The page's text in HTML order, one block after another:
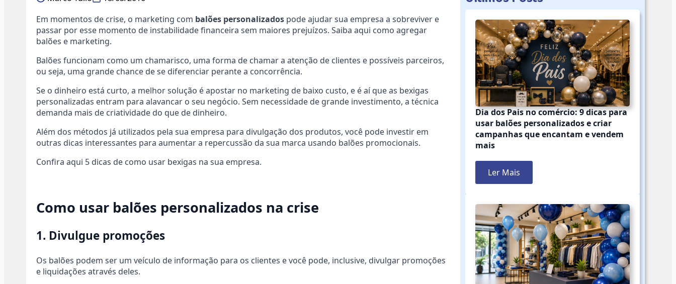
Em momentos de crise, o marketing com balões personalizados pode ajudar sua empresa a sobreviver e
passar por esse momento de instabilidade financeira sem maiores prejuízos. Saiba aqui como agregar
balões e marketing.
Balões funcionam como um chamarisco, uma forma de chamar a atenção de clientes e possíveis parceiros,
ou seja, uma grande chance de se diferenciar perante a concorrência.
Se o dinheiro está curto, a melhor solução é apostar no marketing de baixo custo, e é aí que as bexigas
personalizadas entram para alavancar o seu negócio. Sem necessidade de grande investimento, a técnica
demanda mais de criatividade do que de dinheiro.
Além dos métodos já utilizados pela sua empresa para divulgação dos produtos, você pode investir em
outras dicas interessantes para aumentar a repercussão da sua marca usando balões promocionais.
Confira aqui 5 dicas de como usar bexigas na sua empresa.
Como usar balões personalizados na crise
1. Divulgue promoções
Os balões podem ser um veículo de informação para os clientes e você pode, inclusive, divulgar promoções
e liquidações através deles.
Dia dos Pais no comércio: 9 dicas para
usar balões personalizados e criar
campanhas que encantam e vendem
mais
Ler Mais